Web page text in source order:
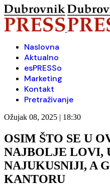
Naslovna
Aktualno
esPRESSo
Marketing
Kontakt
Pretraživanje
Ožujak 08, 2025 | 18:30
OSIM ŠTO SE U
NAJBOLJE LOVI,
NAJUKUSNIJI, A
KANTORU